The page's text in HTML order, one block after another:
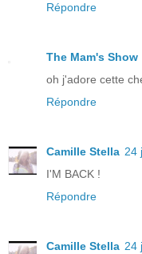
Répondre
The Mam's Show
oh j'adore cette
Répondre
Camille Stella 24
I'M BACK !
Répondre
Camille Stella 24